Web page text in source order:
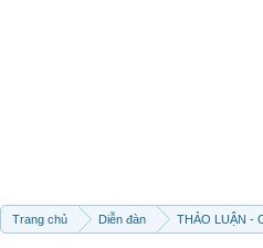
Trang chủ Diễn đàn THẢO LUẬN -